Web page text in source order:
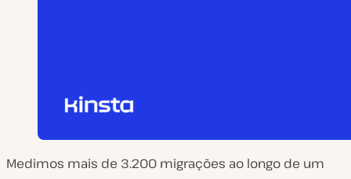
Medimos mais de 3.200 migrações ao longo de um